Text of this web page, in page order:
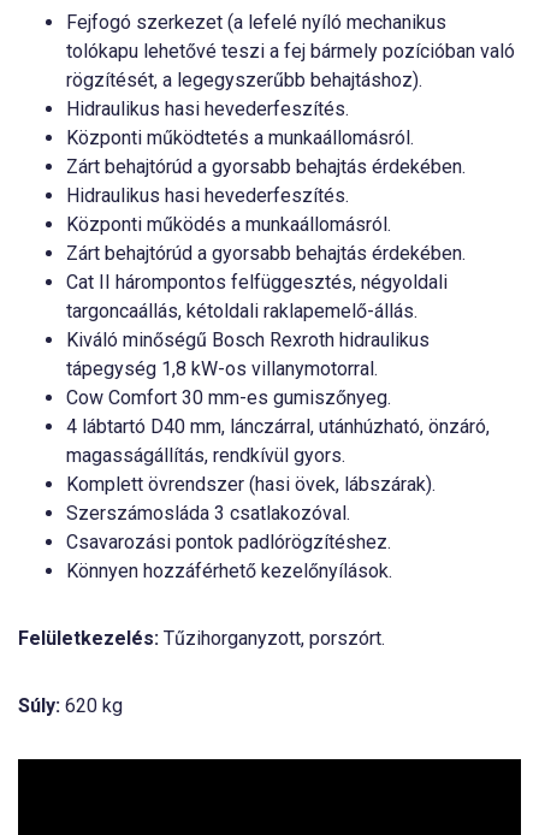
Fejfogó szerkezet (a lefelé nyíló mechanikus
tolókapu lehetővé teszi a fej bármely pozícióban való
rögzítését, a legegyszerűbb behajtáshoz).
Hidraulikus hasi hevederfeszítés.
Központi működtetés a munkaállomásról.
Zárt behajtórúd a gyorsabb behajtás érdekében.
Hidraulikus hasi hevederfeszítés.
Központi működés a munkaállomásról.
Zárt behajtórúd a gyorsabb behajtás érdekében.
Cat II hárompontos felfüggesztés, négyoldali
targoncaállás, kétoldali raklapemelő-állás.
Kiváló minőségű Bosch Rexroth hidraulikus
tápegység 1,8 kW-os villanymotorral.
Cow Comfort 30 mm-es gumiszőnyeg.
4 lábtartó D40 mm, lánczárral, utánhúzható, önzáró,
magasságállítás, rendkívül gyors.
Komplett övrendszer (hasi övek, lábszárak).
Szerszámosláda 3 csatlakozóval.
Csavarozási pontok padlórögzítéshez.
Könnyen hozzáférhető kezelőnyílások.
Felületkezelés: Tűzihorganyzott, porszórt.
Súly: 620 kg